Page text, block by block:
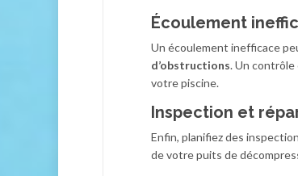
Écoulement
Un écoulement inefficace
d’obstructions. Un contrôle
votre piscine.
Inspection et
Enfin, planifiez des
de votre puits de